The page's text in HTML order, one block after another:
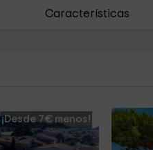
Características
¡Desde 7€ menos!